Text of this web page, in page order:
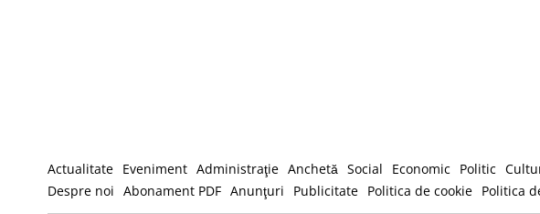
Actualitate Eveniment Administraţie Anchetă Social Economic Politic
Despre noi Abonament PDF Anunţuri Publicitate Politica de cookie Politica